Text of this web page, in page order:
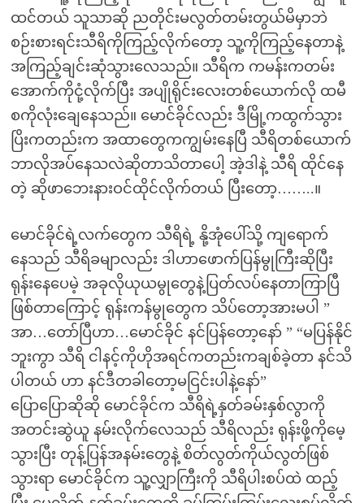
ထင်တယ် သူသာဆို ညတိုင်းမလွတ်တမ်းတွယ်မိမှာဘဲ
စဉ်းစားရင်းသီရိကိုကြည့်လိုက်တော့ သူ့ကိုကြည့်နေတာနဲ့
အကြည့်ချင်းဆုံသွားလေသည်။ သီရိက ကမန်းကတမ်း
အောက်ကိုငုံ့လိုက်ပြီး အပျိုရိုင်းလေးတစ်ယောက်လို ထမီ
စကိုလုံးချေနေသည်။ မောင်ခိုင်လည်း ဒီမြို့ကထွက်သွား
ပြိးကတည်းက အထာတွေကကျွမ်းနေပြီ သီရိတစ်ယောက်
ဘာလိုအပ်နေသလဲဆိုတာသိတာပေါ့ အဲ့ဒါနဲ့ သီရိ ထိုင်နေ
တဲ့ ဆိုဖာဘေးနားဝင်ထိုင်လိုက်တယ် ပြီးတော့……..။
မောင်ခိုင်ရဲ့လက်တွေက သီရိရဲ့ နို့အုံပေါ်သို့ ကျရောက်
နေသည် သီရိခမျာလည်း ဒါဟာဖောက်ပြန်မွုကြီးဆိုပြီး
ရုန်းနေပေမဲ့ အခုလိုယုယမွုတွေနဲ့ပြတ်လပ်နေတာကြာပြီ
ဖြစ်တာကြောင့် ရုန်းကန်မွုတွေက သိပ်တော့အားမပါ ”
အာ…တော်ပြီဟာ…မောင်ခိုင် နင်ပြန်တော့နော် ” “မပြန်နိုင်
ဘူးကွာ သီရိ ငါနင့်ကိုဟိုအရင်ကတည်းကချစ်ခဲ့တာ နင်သိ
ပါတယ် ဟာ နင်ဒီတခါတော့မငြင်းပါနဲ့နော်”
ပြောပြောဆိုဆို မောင်ခိုင်က သီရိရဲ့နှတ်ခမ်းနှစ်လွာကို
အတင်းဆွဲယူ နမ်းလိုက်လေသည် သီရိလည်း ရုန်းဖို့ကိုမေ့
သွားပြီး တုန့်ပြန်အနမ်းတွေနဲ့ စိတ်လွတ်ကိုယ်လွတ်ဖြစ်
သွားရာ မောင်ခိုင်က သူ့လျှာကြီးကို သီရိပါးစပ်ထဲ ထည့်